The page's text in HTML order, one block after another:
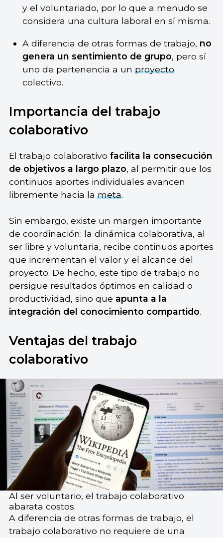
y el voluntariado, por lo que a menudo se
considera una cultura laboral en sí misma.
A diferencia de otras formas de trabajo, no
genera un sentimiento de grupo, pero sí
uno de pertenencia a unproyecto
colectivo.
Importancia del trabajo
colaborativo
El trabajo colaborativo facilita la consecución
de objetivos a largo plazo, al permitir que los
continuos aportes individuales avancen
libremente hacia lameta.
Sin embargo, existe un margen importante
de coordinación: la dinámica colaborativa, al
ser libre y voluntaria, recibe continuos aportes
que incrementan el valor y el alcance del
proyecto. De hecho, este tipo de trabajo no
persigue resultados óptimos en calidad o
productividad, sino que apunta a la
integración del conocimiento compartido.
Ventajas del trabajo
colaborativo
Al ser voluntario, el trabajo colaborativo
abarata costos.
A diferencia de otras formas de trabajo, el
trabajo colaborativo no requiere de una